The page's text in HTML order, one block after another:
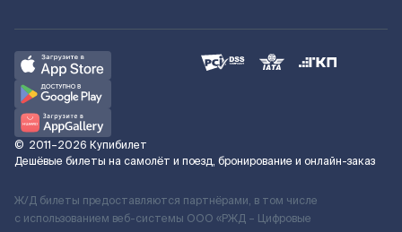
© 2011–2026 Купибилет
Дешёвые билеты на самолёт и поезд, бронирование и онлайн-заказ
Ж/Д билеты предоставляются партнёрами, в том числе
с использованием веб-системы ООО «РЖД – Цифровые